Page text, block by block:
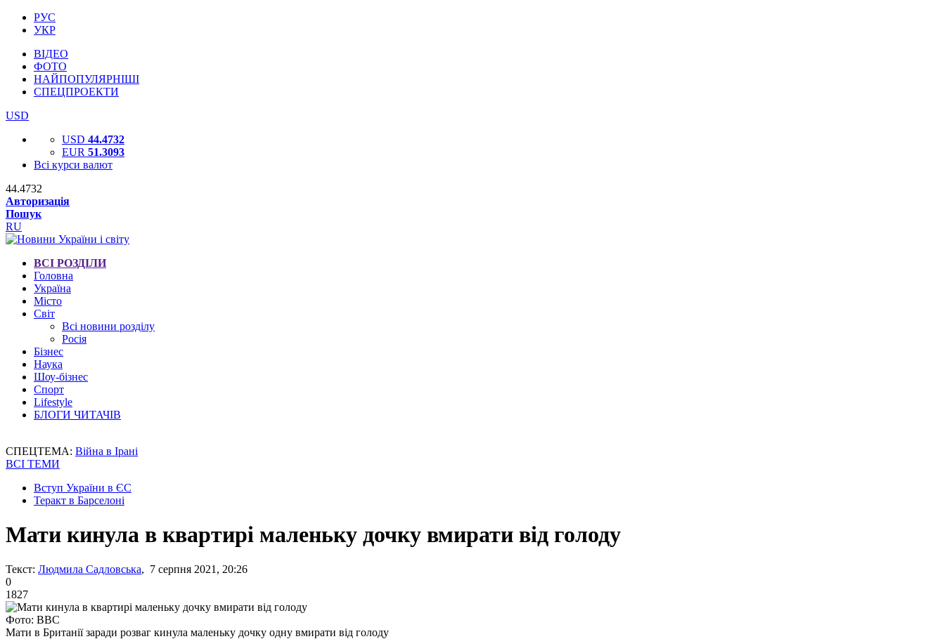
РУС
УКР
ВІДЕО
ФОТО
НАЙПОПУЛЯРНІШІ
СПЕЦПРОЕКТИ
USD
USD 44.4732
EUR 51.3093
Всі курси валют
44.4732
Авторизація
Пошук
RU
ВСІ РОЗДІЛИ
Головна
Україна
Місто
Світ
Всі новини розділу
Росія
Бізнес
Наука
Шоу-бізнес
Спорт
Lifestyle
БЛОГИ ЧИТАЧІВ
СПЕЦТЕМА: Війна в Ірані
ВСІ ТЕМИ
Вступ України в ЄС
Теракт в Барселоні
Мати кинула в квартирі маленьку дочку вмирати від голоду
Текст: Людмила Садловська, 7 серпня 2021, 20:26
0
1827
Фото: BBC
Мати в Британії заради розваг кинула маленьку дочку одну вмирати від голоду